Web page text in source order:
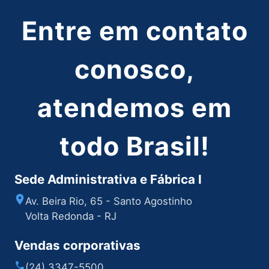
Entre em contato
conosco,
atendemos em
todo Brasil!
Sede Administrativa e Fábrica I
Av. Beira Rio, 65 - Santo Agostinho
Volta Redonda - RJ
Vendas corporativas